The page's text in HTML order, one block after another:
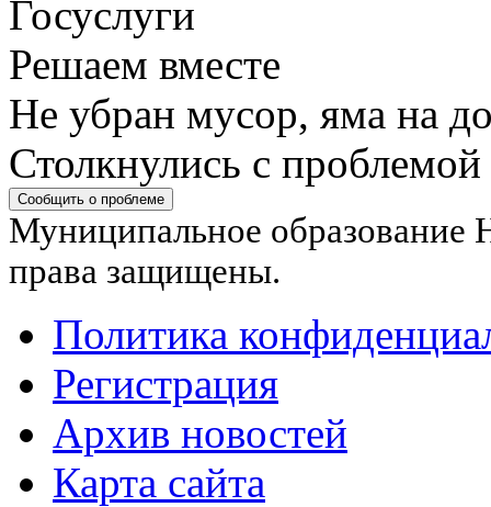
Решаем вместе
Не убран мусор, яма на
Столкнулись с
Сообщить о проблеме
Муниципальное образование
права защищены.
Политика
Регистрация
Архив новостей
Карта сайта